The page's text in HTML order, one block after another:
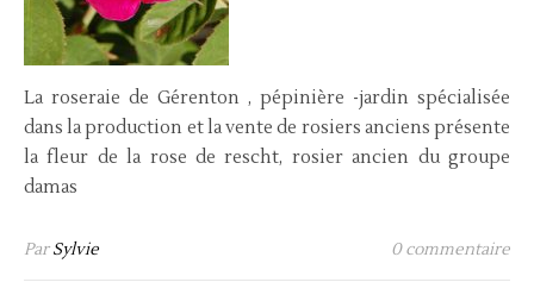
La roseraie de Gérenton , pépinière -jardin spécialisée
dans la production et la vente de rosiers anciens présente
la fleur de la rose de rescht, rosier ancien du groupe
damas
ParSylvie 0 commentaire